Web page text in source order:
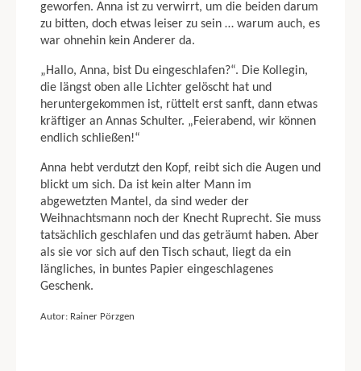
geworfen. Anna ist zu verwirrt, um die beiden darum
zu bitten, doch etwas leiser zu sein … warum auch, es
war ohnehin kein Anderer da.
„Hallo, Anna, bist Du eingeschlafen?“. Die Kollegin,
die längst oben alle Lichter gelöscht hat und
heruntergekommen ist, rüttelt erst sanft, dann etwas
kräftiger an Annas Schulter. „Feierabend, wir können
endlich schließen!“
Anna hebt verdutzt den Kopf, reibt sich die Augen und
blickt um sich. Da ist kein alter Mann im
abgewetzten Mantel, da sind weder der
Weihnachtsmann noch der Knecht Ruprecht. Sie muss
tatsächlich geschlafen und das geträumt haben. Aber
als sie vor sich auf den Tisch schaut, liegt da ein
längliches, in buntes Papier eingeschlagenes
Geschenk.
Autor: Rainer Pörzgen